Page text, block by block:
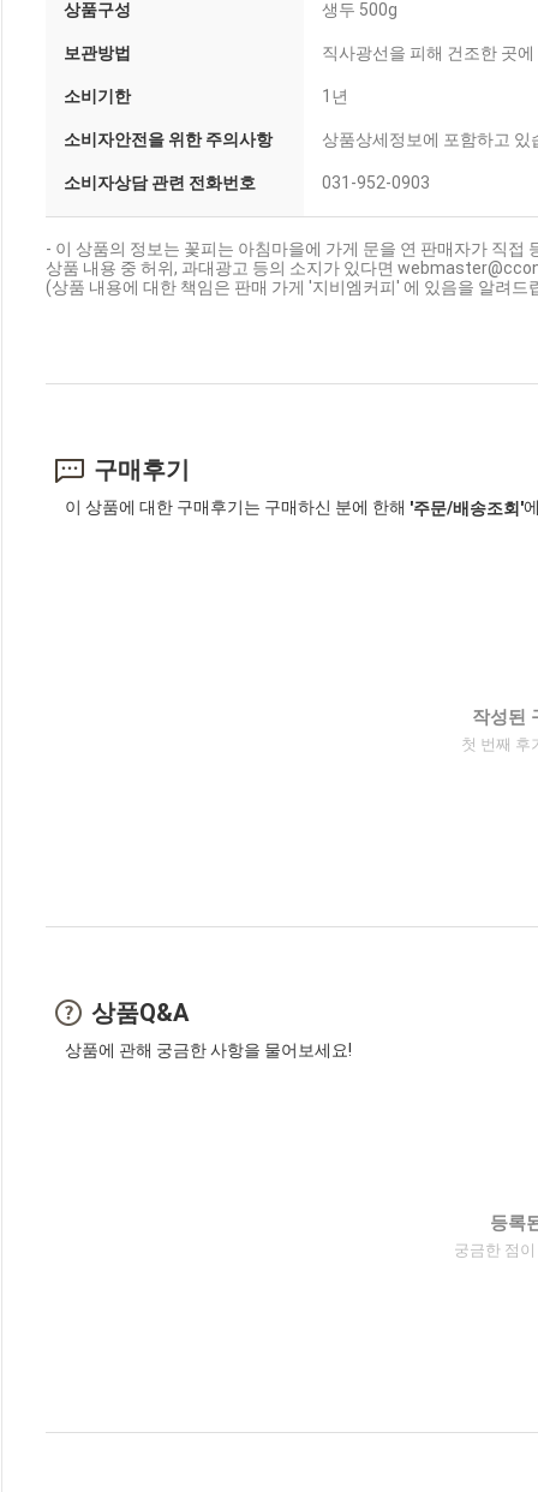
상품구성 생두 500g
보관방법 직사광선을 피해 건조한 곳
소비기한 1년
소비자안전을 위한 주의사항 상품상세정보에 포함하고 있
소비자상담 관련 전화번호 031-952-0903
- 이 상품의 정보는 꽃피는 아침마을에 가게 문을 연 판매자가 직접
상품 내용 중 허위, 과대광고 등의 소지가 있다면
(상품 내용에 대한 책임은 판매 가게 '지비엠커피' 에 있음을 알려드
구매후기
이 상품에 대한 구매후기는 구매하신 분에 한해 '주문/배송조회'
작성된
첫 번째 후
상품Q&A
상품에 관해 궁금한 사항을 물어보세요!
등록
궁금한 점